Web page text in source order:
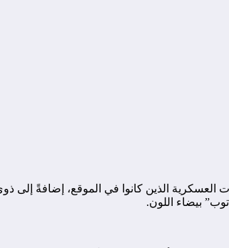
الذين كانوا في الموقع، إضافةً إلى
بيضاء اللون.